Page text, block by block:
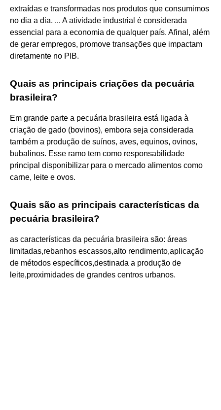
extraídas e transformadas nos produtos que consumimos
no dia a dia. ... A atividade industrial é considerada
essencial para a economia de qualquer país. Afinal, além
de gerar empregos, promove transações que impactam
diretamente no PIB.
Quais as principais criações da pecuária
brasileira?
Em grande parte a pecuária brasileira está ligada à
criação de gado (bovinos), embora seja considerada
também a produção de suínos, aves, equinos, ovinos,
bubalinos. Esse ramo tem como responsabilidade
principal disponibilizar para o mercado alimentos como
carne, leite e ovos.
Quais são as principais características da
pecuária brasileira?
as características da pecuária brasileira são: áreas
limitadas,rebanhos escassos,alto rendimento,aplicação
de métodos específicos,destinada a produção de
leite,proximidades de grandes centros urbanos.